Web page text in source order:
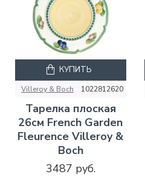
Villeroy & Boch 1022812620
Тарелка плоская
26см French Garden
Fleurence Villeroy &
Boch
3487 руб.
КУПИТЬ